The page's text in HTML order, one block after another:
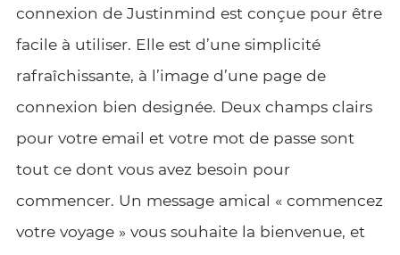
connexion de Justinmind est conçue pour être
facile à utiliser. Elle est d’une simplicité
rafraîchissante, à l’image d’une page de
connexion bien designée. Deux champs clairs
pour votre email et votre mot de passe sont
tout ce dont vous avez besoin pour
commencer. Un message amical « commencez
votre voyage » vous souhaite la bienvenue, et